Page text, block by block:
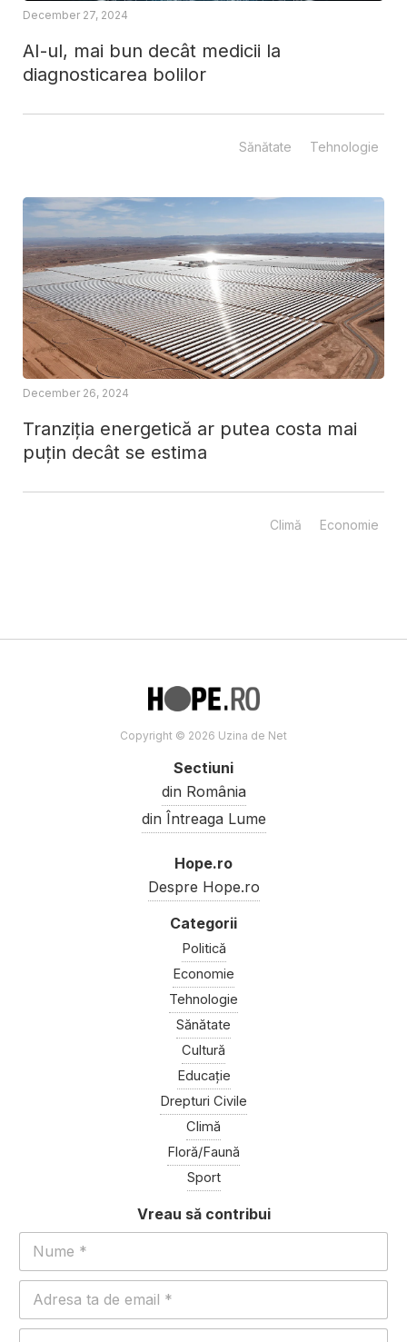
AI-ul, mai bun decât medicii la
diagnosticarea bolilor
December 27, 2024
Sănătate Tehnologie
Tranziția energetică ar putea costa mai
puțin decât se estima
December 26, 2024
Climă Economie
Copyright © 2026 Uzina de Net
Sectiuni
din România
din Întreaga Lume
Hope.ro
Despre Hope.ro
Politică
Economie
Tehnologie
Sănătate
Cultură
Educație
Drepturi Civile
Climă
Floră/Faună
Sport